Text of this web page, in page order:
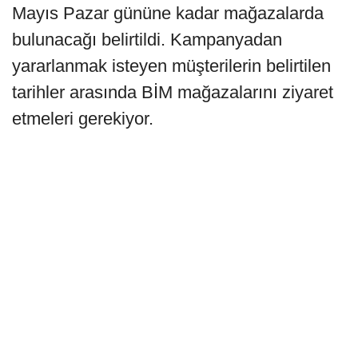
Mayıs Pazar gününe kadar mağazalarda
bulunacağı belirtildi. Kampanyadan
yararlanmak isteyen müşterilerin belirtilen
tarihler arasında BİM mağazalarını ziyaret
etmeleri gerekiyor.